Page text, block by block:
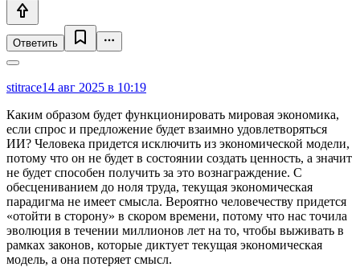
Ответить
stitrace14 авг 2025 в 10:19
Каким образом будет функционировать мировая экономика,
если спрос и предложение будет взаимно удовлетворяться
ИИ? Человека придется исключить из экономической модели,
потому что он не будет в состоянии создать ценность, а значит
не будет способен получить за это вознаграждение. С
обесцениванием до ноля труда, текущая экономическая
парадигма не имеет смысла. Вероятно человечеству придется
«отойти в сторону» в скором времени, потому что нас точила
эволюция в течении миллионов лет на то, чтобы выживать в
рамках законов, которые диктует текущая экономическая
модель, а она потеряет смысл.